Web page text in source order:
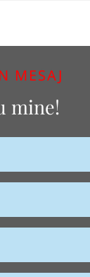
MESAJ
mine!